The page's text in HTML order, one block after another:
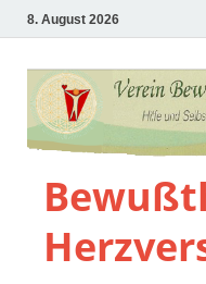
8. August 2026